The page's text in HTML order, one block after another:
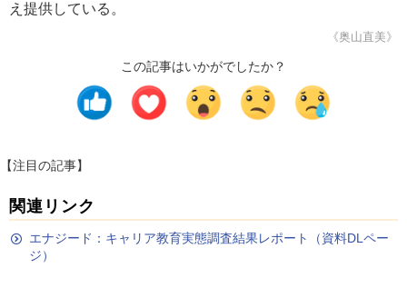
え提供している。
《奥山直美》
この記事はいかがでしたか？
【注目の記事】
関連リンク
エナジード：キャリア教育実態調査結果レポート（資料DLペー
ジ）